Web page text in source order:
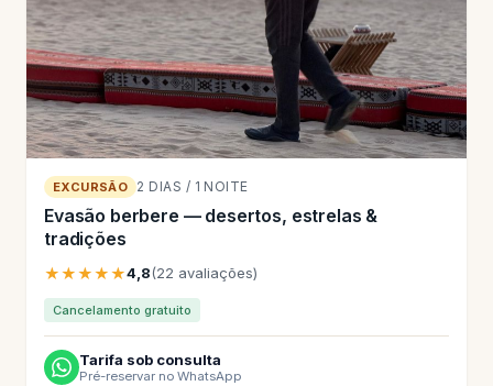
EXCURSÃO 2 DIAS / 1 NOITE
Evasão berbere — desertos, estrelas &
tradições
★★★★★4,8(22 avaliações)
Cancelamento gratuito
Tarifa sob consulta
Pré-reservar no WhatsApp